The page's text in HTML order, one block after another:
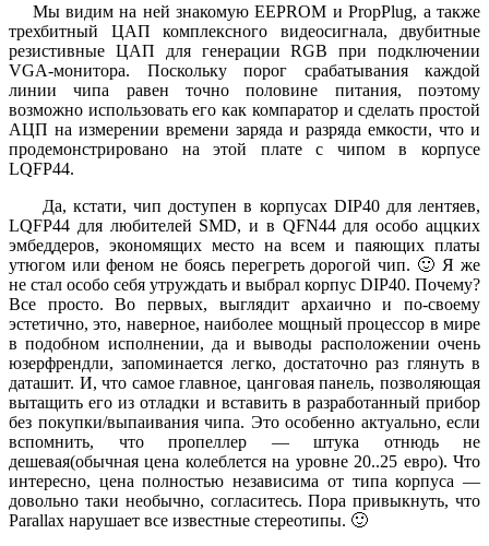
Мы видим на ней знакомую EEPROM и PropPlug, а также
трехбитный ЦАП комплексного видеосигнала, двубитные
резистивные ЦАП для генерации RGB при подключении
VGA-монитора. Поскольку порог срабатывания каждой
линии чипа равен точно половине питания, поэтому
возможно использовать его как компаратор и сделать простой
АЦП на измерении времени заряда и разряда емкости, что и
продемонстрировано на этой плате с чипом в корпусе
LQFP44.
Да, кстати, чип доступен в корпусах DIP40 для лентяев,
LQFP44 для любителей SMD, и в QFN44 для особо аццких
эмбеддеров, экономящих место на всем и паяющих платы
утюгом или феном не боясь перегреть дорогой чип. 🙂 Я же
не стал особо себя утруждать и выбрал корпус DIP40. Почему?
Все просто. Во первых, выглядит архаично и по-своему
эстетично, это, наверное, наиболее мощный процессор в мире
в подобном исполнении, да и выводы расположении очень
юзерфрендли, запоминается легко, достаточно раз глянуть в
даташит. И, что самое главное, цанговая панель, позволяющая
вытащить его из отладки и вставить в разработанный прибор
без покупки/выпаивания чипа. Это особенно актуально, если
вспомнить, что пропеллер — штука отнюдь не
дешевая(обычная цена колеблется на уровне 20..25 евро). Что
интересно, цена полностью независима от типа корпуса —
довольно таки необычно, согласитесь. Пора привыкнуть, что
Parallax нарушает все известные стереотипы. 🙂